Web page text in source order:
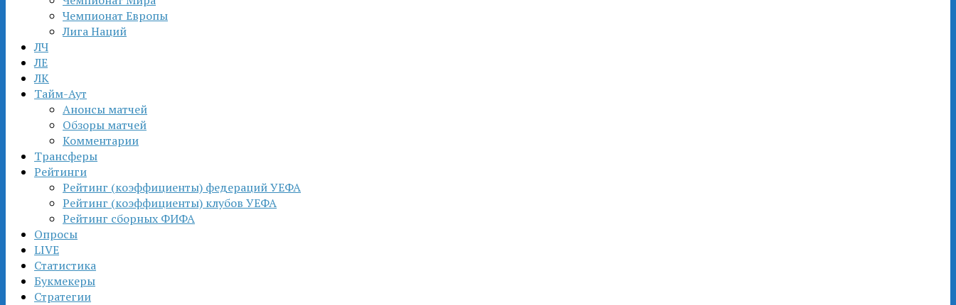
Чемпионат Европы
Лига Наций
ЛЧ
ЛЕ
ЛК
Тайм-Аут
Анонсы матчей
Обзоры матчей
Комментарии
Трансферы
Рейтинги
Рейтинг (коэффициенты) федераций УЕФА
Рейтинг (коэффициенты) клубов УЕФА
Рейтинг сборных ФИФА
Опросы
LIVE
Статистика
Букмекеры
Стратегии